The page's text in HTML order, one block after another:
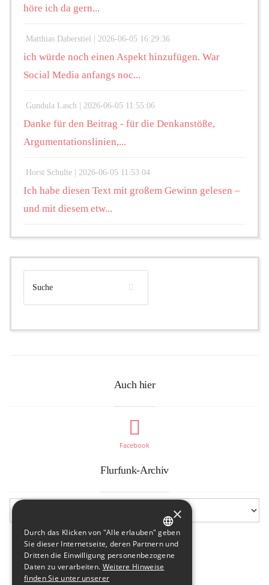
höre ich da gern...
Matthias Daberstiel | 2026-06-05 16:29:36
ich würde noch einen Aspekt hinzufügen. War
Social Media anfangs noc...
Gundula Lasch | 2026-06-05 11:55:06
Danke für den Beitrag - für die Denkanstöße,
Argumentationslinien,...
Horst Schulte | 2026-06-05 11:53:04
Ich habe diesen Text mit großem Gewinn gelesen –
und mit diesem etw...
Auch hier
Facebook
Flurfunk-Archiv
GERMAN
ENGLISH
×
Durch das Klicken von "Alle erlauben" geben
Sie dieser Internetseite, deren Partnern und
Dritten die Einwilligung personenbezogene
Daten zu verarbeiten. Weitere Hinweise
finden Sie unter unserer